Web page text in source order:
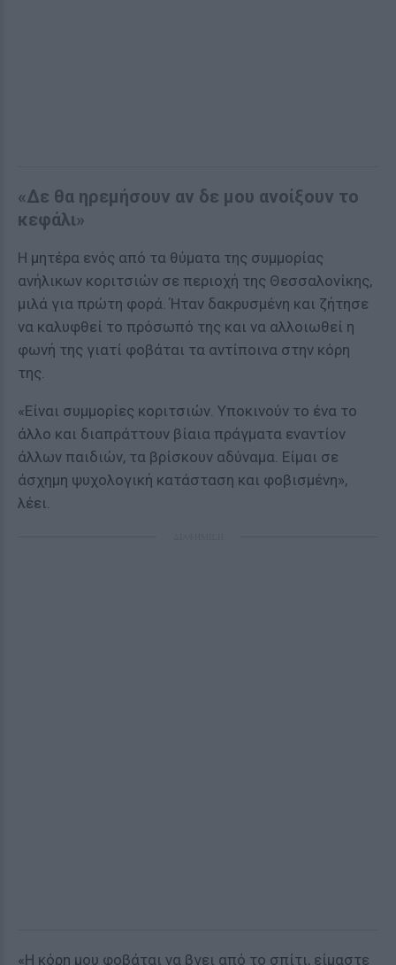
«Δε θα ηρεμήσουν αν δε μου ανοίξουν το
κεφάλι»
Η μητέρα ενός από τα θύματα της συμμορίας
ανήλικων κοριτσιών σε περιοχή της Θεσσαλονίκης,
μιλά για πρώτη φορά. Ήταν δακρυσμένη και ζήτησε
να καλυφθεί το πρόσωπό της και να αλλοιωθεί η
φωνή της γιατί φοβάται τα αντίποινα στην κόρη
της.
«Είναι συμμορίες κοριτσιών. Υποκινούν το ένα το
άλλο και διαπράττουν βίαια πράγματα εναντίον
άλλων παιδιών, τα βρίσκουν αδύναμα. Είμαι σε
άσχημη ψυχολογική κατάσταση και φοβισμένη»,
λέει.
«Η κόρη μου φοβάται να βγει από το σπίτι, είμαστε